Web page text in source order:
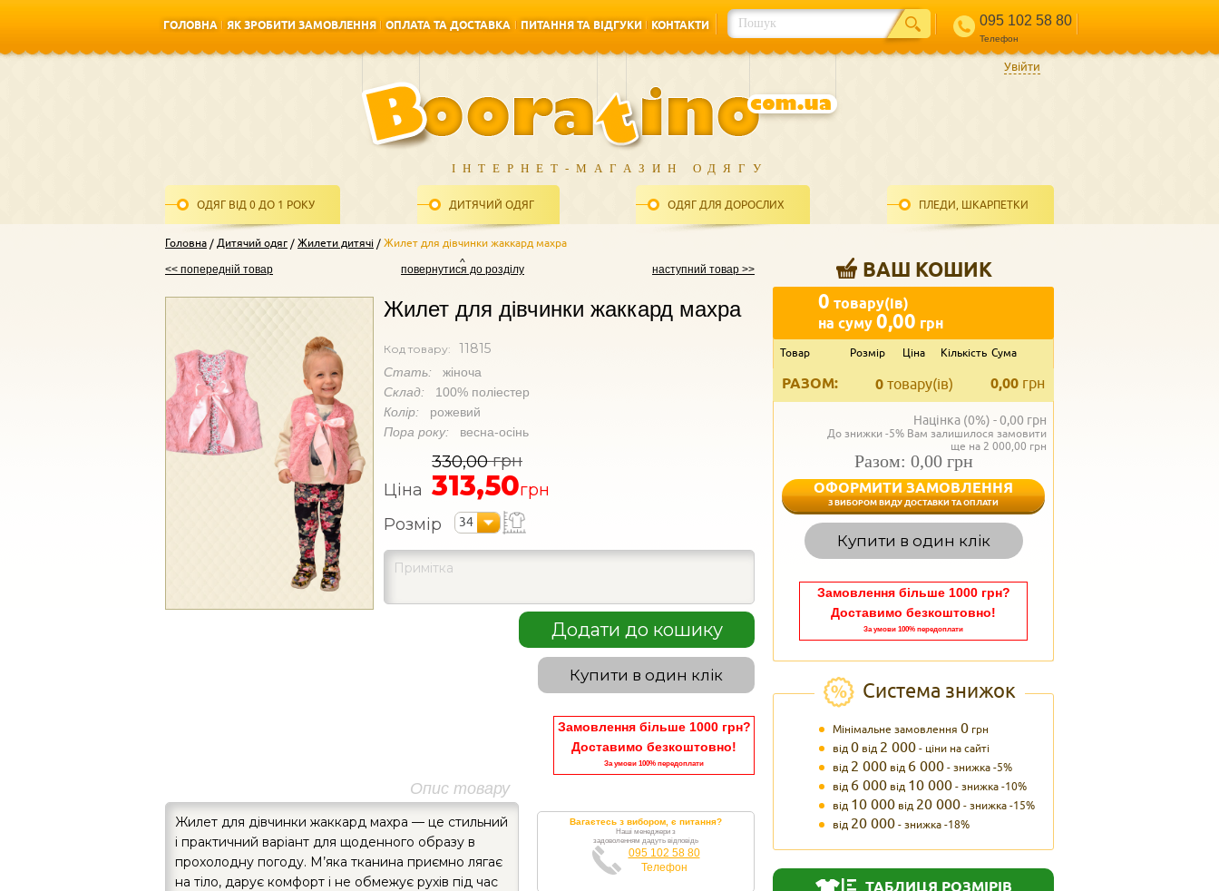
ГОЛОВНА
ЯК ЗРОБИТИ ЗАМОВЛЕННЯ
ОПЛАТА ТА ДОСТАВКА
ПИТАННЯ ТА ВІДГУКИ
КОНТАКТИ
095 102 58 80
Телефон
ІНТЕРНЕТ-МАГАЗИН ОДЯГУ
ОДЯГ ВІД 0 ДО 1 РОКУ ДИТЯЧИЙ ОДЯГ ОДЯГ ДЛЯ ДОРОСЛИХ ПЛЕДИ, ШКАРПЕТКИ
Увійти
Головна Дитячий одяг Жилети дитячі Жилет для дівчинки жаккард махра
ВАШ КОШИК
0 товару(ів)
на суму0,00 грн
Товар Розмір Ціна Кількість Сума
РАЗОМ: 0,00 грн
0 товару(ів)
Націнка (0%) -0,00 грн
До знижки -5% Вам залишилося замовити
ще на 2 000,00 грн
Разом: 0,00 грн
ОФОРМИТИ ЗАМОВЛЕННЯ
З ВИБОРОМ ВИДУ ДОСТАВКИ ТА ОПЛАТИ
Купити в один клік
Замовлення більше 1000 грн?
Доставимо безкоштовно!
За умови 100% передоплати
Система знижок
Мінімальне замовлення 0 грн
від0 від 2 000- ціни на сайті
від 2 000 від 6 000- знижка -5%
від 6 000 від 10 000- знижка -10%
від 10 000 від 20 000- знижка -15%
від 20 000- знижка -18%
<< попередній товар наступний товар >>
повернутися до розділу
Жилет для дівчинки жаккард махра
Код товару: 11815
Стать: жіноча
Склад: 100% поліестер
Колір: рожевий
Пора року: весна-осінь
Ціна
330,00грн
313,50грн
Розмір
34
Додати до кошику
Купити в один клік
Замовлення більше 1000 грн?
Доставимо безкоштовно!
За умови 100% передоплати
Опис товару
Жилет для дівчинки жаккард махра — це стильний
і практичний варіант для щоденного образу в
прохолодну погоду. М’яка тканина приємно лягає
на тіло, дарує комфорт і не обмежує рухів під час
Вагаєтесь з вибором, є питання?
Наші менеджери з
задоволенням дадуть відповідь
095 102 58 80
Телефон